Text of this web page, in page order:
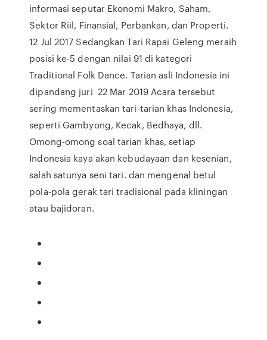
informasi seputar Ekonomi Makro, Saham,
Sektor Riil, Finansial, Perbankan, dan Properti.
12 Jul 2017 Sedangkan Tari Rapai Geleng meraih
posisi ke-5 dengan nilai 91 di kategori
Traditional Folk Dance. Tarian asli Indonesia ini
dipandang juri 22 Mar 2019 Acara tersebut
sering mementaskan tari-tarian khas Indonesia,
seperti Gambyong, Kecak, Bedhaya, dll.
Omong-omong soal tarian khas, setiap
Indonesia kaya akan kebudayaan dan kesenian,
salah satunya seni tari. dan mengenal betul
pola-pola gerak tari tradisional pada kliningan
atau bajidoran.